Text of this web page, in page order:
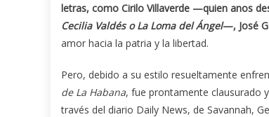
letras, como Cirilo Villaverde —quien anos
Cecilia Valdés o La Loma del Ángel—, José
amor hacia la patria y la libertad.
Pero, debido a su estilo resueltamente
de La Habana, fue prontamente clausurado
través del diario Daily News, de Savannah,